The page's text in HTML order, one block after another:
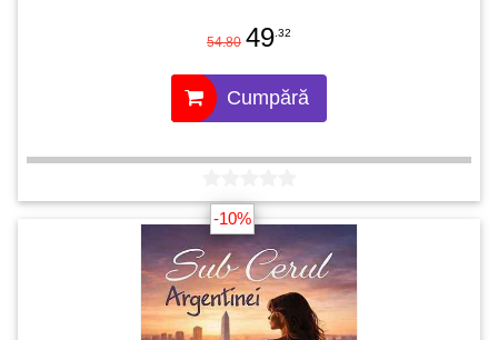
54.80 49 .32
Cumpără
-10%